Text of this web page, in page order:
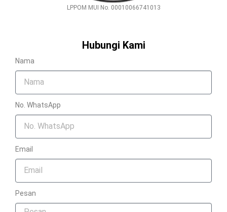
LPPOM MUI No. 00010066741013
Hubungi Kami
Nama
No. WhatsApp
Email
Pesan